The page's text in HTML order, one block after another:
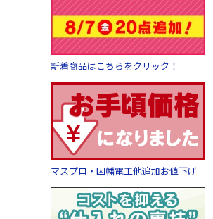
新着商品はこちらをクリック！
マスプロ・因幡電工他追加お値下げ